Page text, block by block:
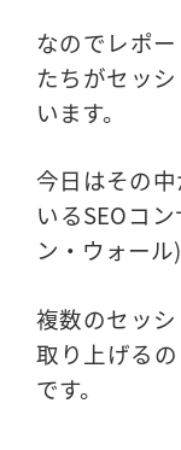
なのでレポ
たちがセッ
います。
今日はその中
いるSEOコ
ン・ウォール
複数のセッシ
取り上げる
です。